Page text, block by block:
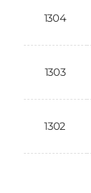
1304
1303
1302